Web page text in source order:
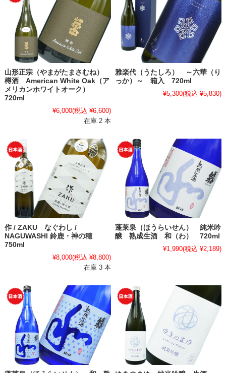
山形正宗（やまがたまさむね）
樽酒 American White Oak（ア
メリカンホワイトオーク）
720ml
¥6,000(税込 ¥6,600)
在庫 2 本
雅楽代（うたしろ） ～六華（り
っか）～ 箱入 720ml
¥5,300(税込 ¥5,830)
作 / ZAKU なぐわし /
NAGUWASHI 鈴鹿・神の穂
750ml
¥8,000(税込 ¥8,800)
在庫 3 本
蓬莱泉（ほうらいせん） 純米吟
醸 熟成生酒 和（わ） 720ml
¥1,990(税込 ¥2,189)